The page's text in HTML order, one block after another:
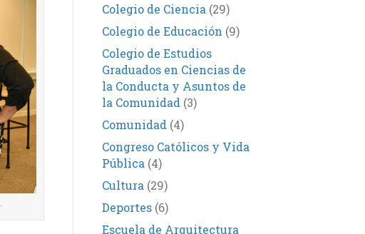
Colegio de Ciencia (29)
Colegio de Educación (9)
Colegio de Estudios
Graduados en Ciencias de
la Conducta y Asuntos de
la Comunidad (3)
Comunidad (4)
Congreso Católicos y Vida
Pública (4)
Cultura (29)
Deportes(6)
Escuela de Arquitectura